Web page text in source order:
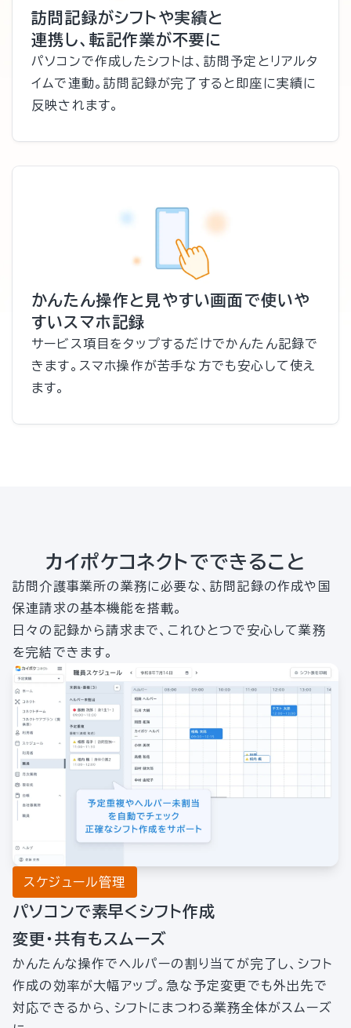
訪問記録がシフトや実績と
連携し、転記作業が不要に
パソコンで作成したシフトは、訪問予定とリアルタ
イムで連動。訪問記録が完了すると即座に実績に
反映されます。
かんたん操作と見やすい画面で使いや
すいスマホ記録
サービス項目をタップするだけでかんたん記録で
きます。スマホ操作が苦手な方でも安心して使え
ます。
カイポケコネクトでできること
訪問介護事業所の業務に必要な、訪問記録の作成や国
保連請求の基本機能を搭載。
日々の記録から請求まで、これひとつで安心して業務
を完結できます。
スケジュール管理
パソコンで素早くシフト作成
変更・共有もスムーズ
かんたんな操作でヘルパーの割り当てが完了し、シフト
作成の効率が大幅アップ。急な予定変更でも外出先で
対応できるから、シフトにまつわる業務全体がスムーズ